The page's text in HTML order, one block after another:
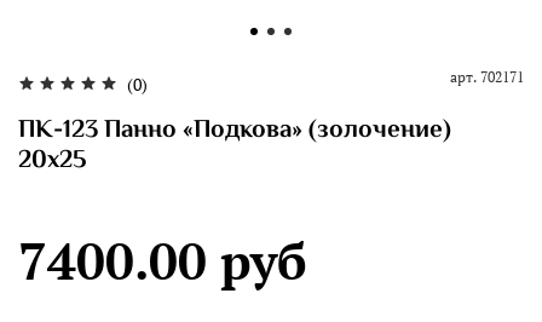
(0) арт. 702171
ПК-123 Панно «Подкова» (золочение)
20х25
7400.00 руб